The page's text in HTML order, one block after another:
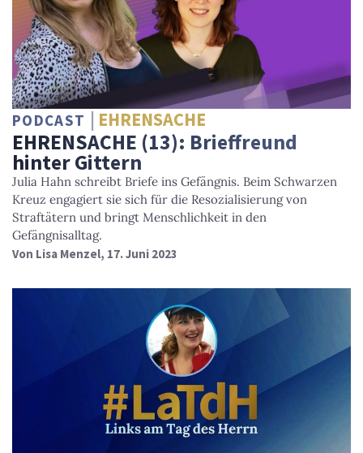
PODCAST EHRENSACHE
EHRENSACHE (13): Brieffreund
hinter Gittern
Julia Hahn schreibt Briefe ins Gefängnis. Beim Schwarzen
Kreuz engagiert sie sich für die Resozialisierung von
Straftätern und bringt Menschlichkeit in den
Gefängnisalltag.
Von Lisa Menzel, 17. Juni 2023